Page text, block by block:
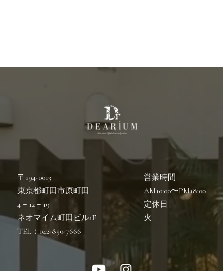
〒194-0013
東京都町田市原町田
4－12－19
ネオマイム町田ビル1F
TEL：042-850-7666
営業時間
AM10:00〜PM18:00
定休日
火